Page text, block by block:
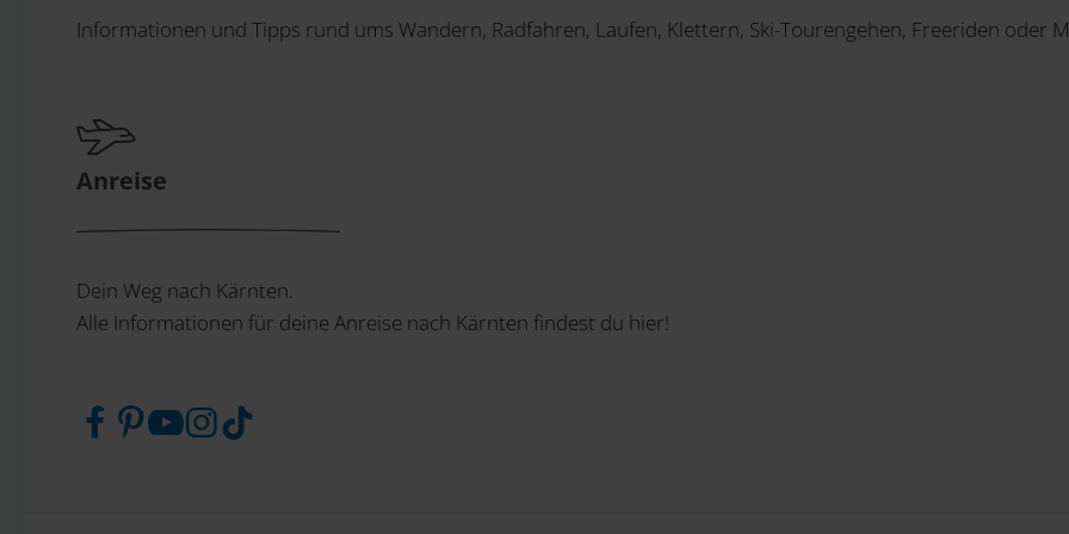
Informationen und Tipps rund ums Wandern, Radfahren, Laufen, Klettern, Ski-Tourengehen, Freeriden oder
Anreise
Dein Weg nach Kärnten.
Alle Informationen für deine Anreise nach Kärnten findest du hier!